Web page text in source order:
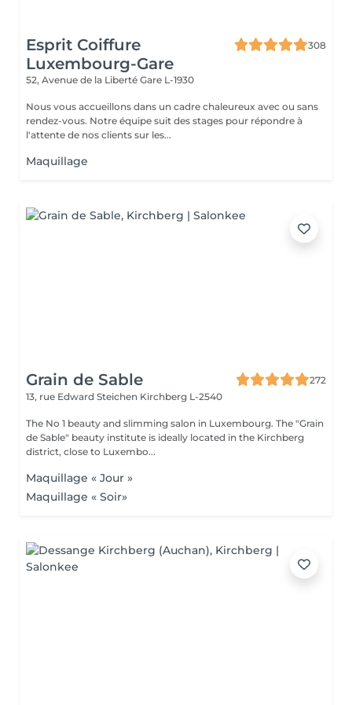
Esprit Coiffure
Luxembourg-Gare
308
52, Avenue de la Liberté Gare L-1930
Nous vous accueillons dans un cadre chaleureux avec ou sans
rendez-vous. Notre équipe suit des stages pour répondre à
l'attente de nos clients sur les...
Maquillage
Grain de Sable
272
13, rue Edward Steichen Kirchberg L-2540
The No 1 beauty and slimming salon in Luxembourg. The "Grain
de Sable" beauty institute is ideally located in the Kirchberg
district, close to Luxembo...
Maquillage « Jour »
Maquillage « Soir»